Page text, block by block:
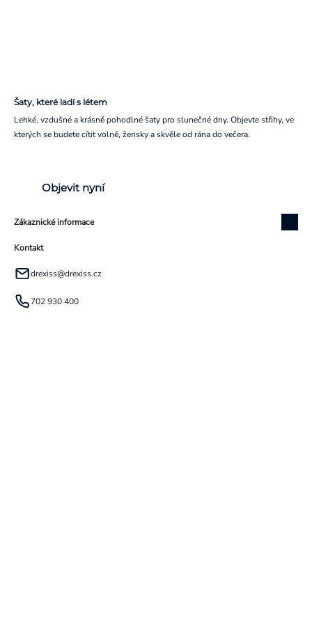
Šaty, které ladí s létem
Lehké, vzdušné a krásně pohodlné šaty pro slunečné dny. Objevte střihy, ve
kterých se budete cítit volně, žensky a skvěle od rána do večera.
Objevit nyní
Zákaznické informace
Kontakt
drexiss@drexiss.cz
702 930 400